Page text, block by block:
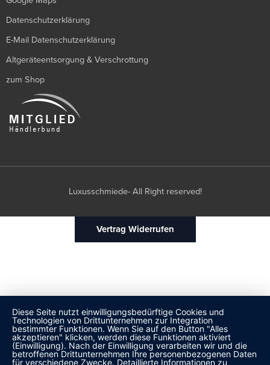
Datenschutzerklärung
E-Mail Datenschutzerklärung
Altgeräteentsorgung & Verschrottung
zum Shop
Luxusschmiede- All Right reserved!
Vertrag Widerrufen
Diese Seite nutzt einwilligungsbedürftige Cookies und
Technologien von Drittunternehmen zur Integration
bestimmter Funktionen. Wenn Sie auf den Button "Alles
akzeptieren" klicken, werden diese Funktionen aktiviert
(Einwilligung). Nach der Einwilligung verarbeiten wir und die
betroffenen Drittunternehmen Ihre personenbezogenen Daten
für verschiedene Zwecke. Detaillierte Informationen zu